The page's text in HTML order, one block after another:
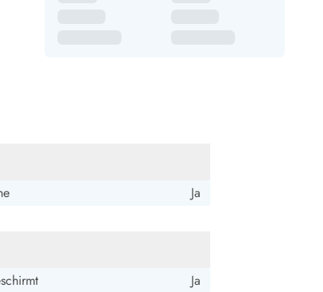
Ja
Ja